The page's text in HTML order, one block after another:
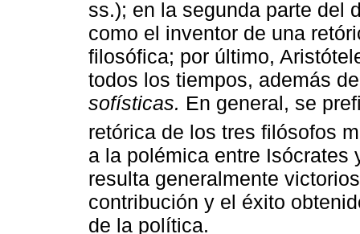
ss.); en la segunda parte del
como el inventor de una
filosófica; por último,
todos los tiempos, además
sofísticas. En general, se
retórica de los tres filósofos
a la polémica entre Isócrates
resulta generalmente
contribución y el éxito
de la política.